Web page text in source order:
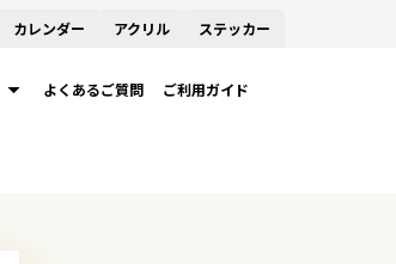
カレンダー アクリル ステッカー
よくあるご質問 ご利用ガイド